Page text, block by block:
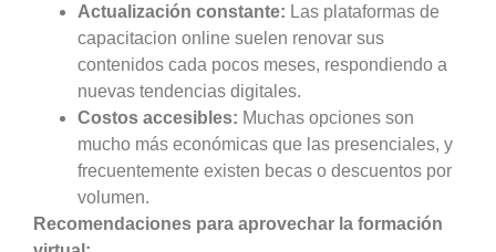
Actualización constante: Las plataformas de
capacitacion online suelen renovar sus
contenidos cada pocos meses, respondiendo a
nuevas tendencias digitales.
Costos accesibles: Muchas opciones son
mucho más económicas que las presenciales, y
frecuentemente existen becas o descuentos por
volumen.
Recomendaciones para aprovechar la formación